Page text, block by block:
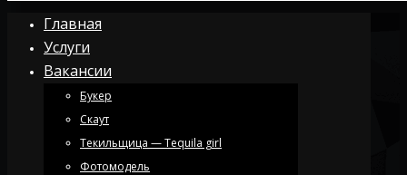
Главная
Услуги
Вакансии
Букер
Скаут
Текильщица — Tequila girl
Фотомодель